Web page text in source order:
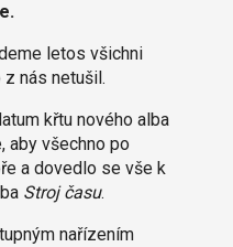
letos všichni
nás netušil.
křtu nového alba
aby všechno po
a dovedlo se vše k
Stroj času.
nařízením